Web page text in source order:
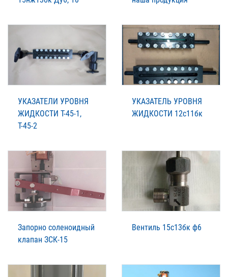
УКАЗАТЕЛИ УРОВНЯ
ЖИДКОСТИ Т-45-1,
Т-45-2
УКАЗАТЕЛЬ УРОВНЯ
ЖИДКОСТИ 12с11бк
Запорно соленоидный
клапан ЗСК-15
Вентиль 15с13бк ф6